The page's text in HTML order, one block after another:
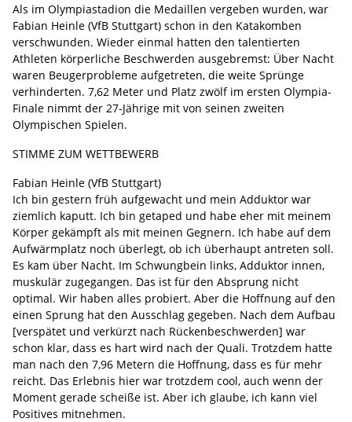
Als im Olympiastadion die Medaillen vergeben wurden, war
Fabian Heinle (VfB Stuttgart) schon in den Katakomben
verschwunden. Wieder einmal hatten den talentierten
Athleten körperliche Beschwerden ausgebremst: Über Nacht
waren Beugerprobleme aufgetreten, die weite Sprünge
verhinderten. 7,62 Meter und Platz zwölf im ersten Olympia-
Finale nimmt der 27-Jährige mit von seinen zweiten
Olympischen Spielen.
STIMME ZUM WETTBEWERB
Fabian Heinle (VfB Stuttgart)
Ich bin gestern früh aufgewacht und mein Adduktor war
ziemlich kaputt. Ich bin getaped und habe eher mit meinem
Körper gekämpft als mit meinen Gegnern. Ich habe auf dem
Aufwärmplatz noch überlegt, ob ich überhaupt antreten soll.
Es kam über Nacht. Im Schwungbein links, Adduktor innen,
muskulär zugegangen. Das ist für den Absprung nicht
optimal. Wir haben alles probiert. Aber die Hoffnung auf den
einen Sprung hat den Ausschlag gegeben. Nach dem Aufbau
[verspätet und verkürzt nach Rückenbeschwerden] war
schon klar, dass es hart wird nach der Quali. Trotzdem hatte
man nach den 7,96 Metern die Hoffnung, dass es für mehr
reicht. Das Erlebnis hier war trotzdem cool, auch wenn der
Moment gerade scheiße ist. Aber ich glaube, ich kann viel
Positives mitnehmen.